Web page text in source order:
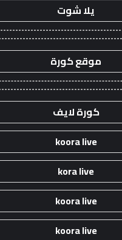
يلا شوت
موقع كورة
كورة لايف
koora live
kora live
koora live
koora live